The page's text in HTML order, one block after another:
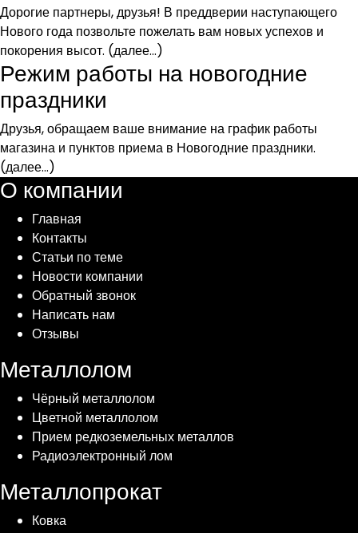
Дорогие партнеры, друзья! В преддверии наступающего
Нового года позвольте пожелать вам новых успехов и
покорения высот. (далее…)
Режим работы на новогодние
праздники
Друзья, обращаем ваше внимание на график работы
магазина и пунктов приема в Новогодние праздники.
(далее…)
О компании
Главная
Контакты
Статьи по теме
Новости компании
Обратный звонок
Написать нам
Отзывы
Металлолом
Чёрный металлолом
Цветной металлолом
Прием редкоземельных металлов
Радиоэлектронный лом
Металлопрокат
Ковка